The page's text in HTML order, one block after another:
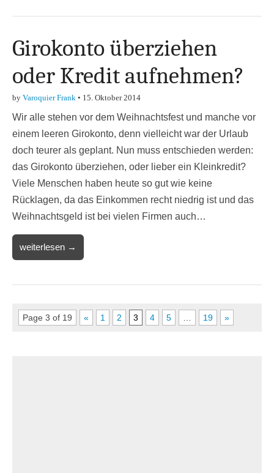
Girokonto überziehen
oder Kredit aufnehmen?
by Varoquier Frank • 15. Oktober 2014
Wir alle stehen vor dem Weihnachtsfest und manche vor
einem leeren Girokonto, denn vielleicht war der Urlaub
doch teurer als geplant. Nun muss entschieden werden:
das Girokonto überziehen, oder lieber ein Kleinkredit?
Viele Menschen haben heute so gut wie keine
Rücklagen, da das Einkommen recht niedrig ist und das
Weihnachtsgeld ist bei vielen Firmen auch…
weiterlesen →
Page 3 of 19 « 1 2 3 4 5 … 19 »